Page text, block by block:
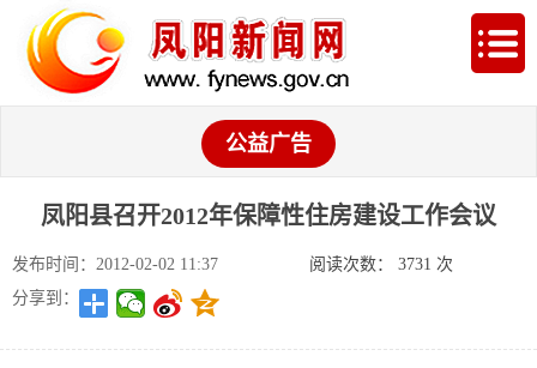
公益广告
凤阳县召开2012年保障性住房建设工作会议
发布时间：2012-02-02 11:37 阅读次数： 3731 次
分享到：